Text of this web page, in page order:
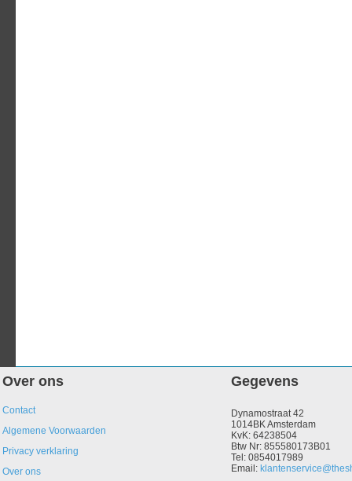
Over ons Gegevens
Contact
Algemene Voorwaarden
Privacy verklaring
Over ons
Dynamostraat 42
1014BK Amsterdam
KvK: 64238504
Btw Nr: 855580173B01
Tel: 0854017989
Email: